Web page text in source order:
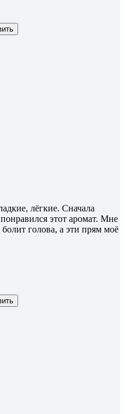
лёгкие. Сначала
этот аромат. Мне
голова, а эти прям моё